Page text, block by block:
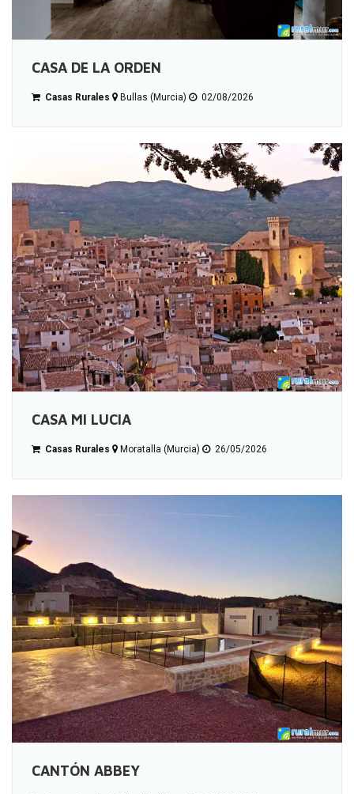
CASA DE LA ORDEN
Casas Rurales Bullas (Murcia) 02/08/2026
CASA MI LUCIA
Casas Rurales Moratalla (Murcia) 26/05/2026
CANTÓN ABBEY